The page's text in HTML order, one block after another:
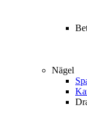
Nägel